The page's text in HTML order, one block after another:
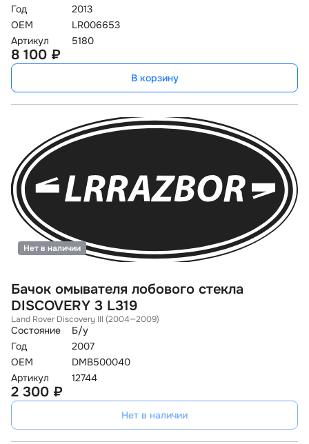
Год
2013
OEM
LR006653
Артикул
5180
8 100 ₽
В корзину
Бачок омывателя лобового стекла
DISCOVERY 3 L319
Land Rover Discovery III (2004—2009)
Состояние
Б/у
Год
2007
OEM
DMB500040
Артикул
12744
Нет в наличии
2 300 ₽
Нет в наличии